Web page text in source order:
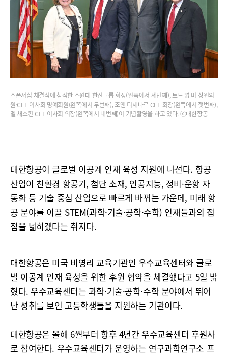
스폰서십 체결식에 참석한 조원태 한진그룹 회장(왼쪽에서 세번째), 토드 영 미 상원의
원·CEE 이사회 명예회원(왼쪽에서 두번째), 조앤 디제나로 CEE 회장(왼쪽에서 첫번째),
멜 채스킨 CEE 이사회 의장(왼쪽에서 네번째)이 기념촬영을 하고 있다. ⓒ대한항공
대한항공이 글로벌 이공계 인재 육성 지원에 나선다. 항공
산업이 친환경 항공기, 첨단 소재, 인공지능, 정비·운항 자
동화 등 기술 중심 산업으로 빠르게 바뀌는 가운데, 미래 항
공 분야를 이끌 STEM(과학·기술·공학·수학) 인재들과의 접
점을 넓히겠다는 취지다.
대한항공은 미국 비영리 교육기관인 우수교육센터와 글로
벌 이공계 인재 육성을 위한 후원 협약을 체결했다고 5일 밝
혔다. 우수교육센터는 과학·기술·공학·수학 분야에서 뛰어
난 성취를 보인 고등학생들을 지원하는 기관이다.
대한항공은 올해 6월부터 향후 4년간 우수교육센터 후원사
로 참여한다. 우수교육센터가 운영하는 연구과학연구소 프